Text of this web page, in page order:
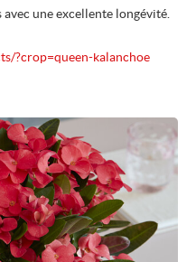
une excellente longévité.
?crop=queen-kalanchoe